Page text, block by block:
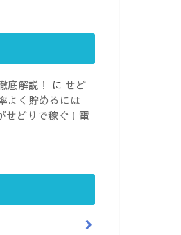
底解説！ に せど
よく貯めるには
せどりで稼ぐ！電